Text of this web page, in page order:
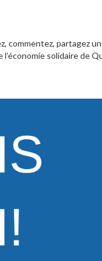
commentez, partagez
solidaire de